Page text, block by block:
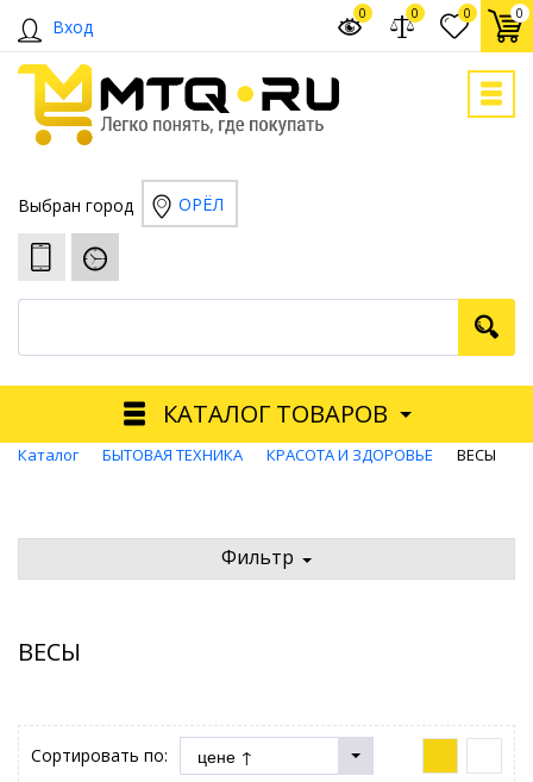
Вход
0 0
0 0
Выбран город ОРЁЛ
КАТАЛОГ ТОВАРОВ
Каталог БЫТОВАЯ ТЕХНИКА КРАСОТА И ЗДОРОВЬЕ ВЕСЫ
Фильтр
ВЕСЫ
Сортировать по: